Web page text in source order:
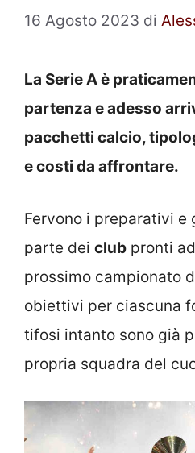
16 Agosto 2023 di
La Serie A è
partenza e adesso
pacchetti calcio,
e costi da affrontare.
Fervono i preparativi e
parte dei club pronti
prossimo campionato
obiettivi per ciascuna
tifosi intanto sono già
propria squadra del